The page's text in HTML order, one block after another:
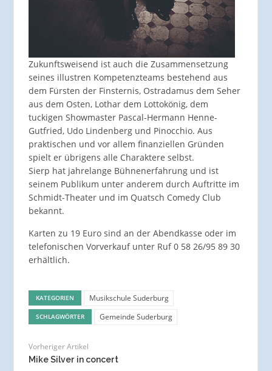
Zukunftsweisend ist auch die Zusammensetzung
seines illustren Kompetenzteams bestehend aus
dem Fürsten der Finsternis, Ostradamus dem Seher
aus dem Osten, Lothar dem Lottokönig, dem
tuckigen Showmaster Pascal-Hermann Henne-
Gutfried, Udo Lindenberg und Pinocchio. Aus
praktischen und vor allem finanziellen Gründen
spielt er übrigens alle Charaktere selbst.
Sierp hat jahrelange Bühnenerfahrung und ist
seinem Publikum unter anderem durch Auftritte im
Schmidt-Theater und im Quatsch Comedy Club
bekannt.
Karten zu 19 Euro sind an der Abendkasse oder im
telefonischen Vorverkauf unter Ruf 0 58 26/95 89 30
erhältlich.
KATEGORIEN Musikschule Suderburg
SCHLAGWÖRTER Gemeinde Suderburg
Vorheriger Artikel
Mike Silver in concert